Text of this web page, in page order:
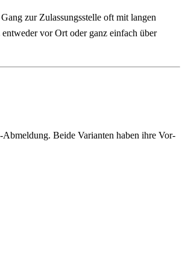
zur Zulassungsstelle oft mit langen
vor Ort oder ganz einfach über
Beide Varianten haben ihre Vor-